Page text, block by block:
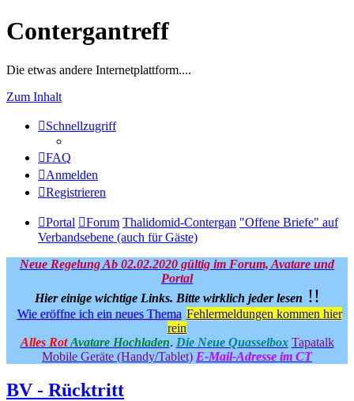
Contergantreff
Die etwas andere Internetplattform....
Zum Inhalt
Schnellzugriff
FAQ
Anmelden
Registrieren
Portal Forum Thalidomid-Contergan "Offene Briefe" auf
Verbandsebene (auch für Gäste)
Neue Regelung Ab 02.02.2020 gültig im Forum, Avatare und
Portal
Hier einige wichtige Links. Bitte wirklich jeder lesen !!
Wie eröffne ich ein neues Thema Fehlermeldungen kommen hier
rein
Alles Rot Avatare Hochladen. Die Neue Quasselbox Tapatalk
Mobile Geräte (Handy/Tablet) E-Mail-Adresse im CT
BV - Rücktritt